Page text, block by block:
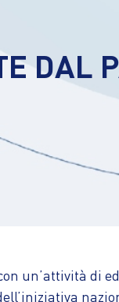
DAL
un’attività di